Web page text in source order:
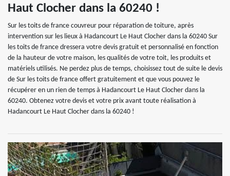
Haut Clocher dans la 60240 !
Sur les toits de france couvreur pour réparation de toiture, après
intervention sur les lieux à Hadancourt Le Haut Clocher dans la 60240 Sur
les toits de france dressera votre devis gratuit et personnalisé en fonction
de la hauteur de votre maison, les qualités de votre toit, les produits et
matériels utilisés. Ne perdez plus de temps, choisissez tout de suite le devis
de Sur les toits de france offert gratuitement et que vous pouvez le
récupérer en un rien de temps à Hadancourt Le Haut Clocher dans la
60240. Obtenez votre devis et votre prix avant toute réalisation à
Hadancourt Le Haut Clocher dans la 60240 !